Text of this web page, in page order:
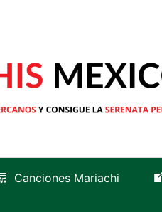
Canciones Mariachi